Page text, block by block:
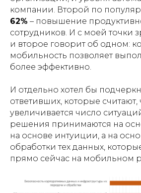
компании. Второй по
62% – повышение
сотрудников. И с моей точки
и второе говорит об одном:
мобильность позволяет
более эффективно.
И отдельно хотел бы
ответивших, которые считают,
увеличивается число
решения принимаются на
на основе интуиции, а на
обработки тех данных,
прямо сейчас на мобильном